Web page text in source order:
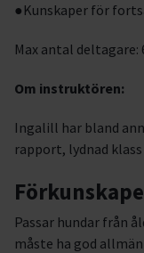
●Kunskaper för
Max antal deltagare:
Om instruktören:
Ingalill har bland
rapport, lydnad
Passar hundar från
måste ha god